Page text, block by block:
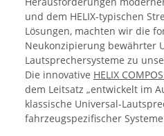
und dem HELIX-typischen
Lösungen, machten wir die
Neukonzipierung bewährter
Lautsprechersysteme zu
Die innovative HELIX
dem Leitsatz „entwickelt im
klassische Universal-
fahrzeugspezifischer